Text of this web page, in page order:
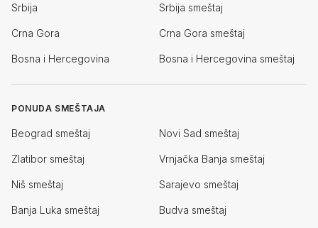
Srbija Srbija smeštaj
Crna Gora Crna Gora smeštaj
Bosna i Hercegovina Bosna i Hercegovina smeštaj
PONUDA SMEŠTAJA
Beograd smeštaj Novi Sad smeštaj
Zlatibor smeštaj Vrnjačka Banja smeštaj
Niš smeštaj Sarajevo smeštaj
Banja Luka smeštaj Budva smeštaj